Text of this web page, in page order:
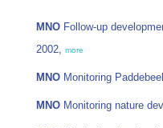
MNO Follow-up
2002, more
MNO Monitoring
MNO Monitoring nature